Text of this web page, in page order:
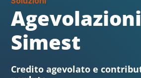
Soluzioni
Sabatini FVG
contributo a fondo perduto